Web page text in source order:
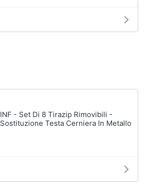
INF - Set Di 8 Tirazip Rimovibili -
Sostituzione Testa Cerniera In Metallo